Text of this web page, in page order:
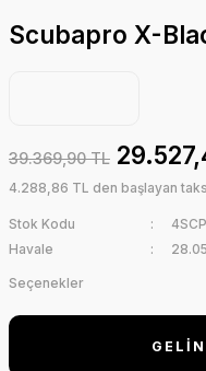
Scubapro X-
39.369,90 TL
4.288,86 TL den başlayan
Stok Kodu
Havale
Seçenekler